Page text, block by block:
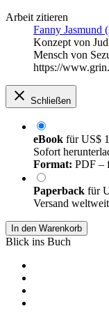
Arbeit zitieren
Fanny Jasmund
Konzept von
Mensch von
https://
Schließen
eBook fürUS$
Sofort
Format: PDF –
Paperback für
Versand weltweit
In den Warenkorb
Blick ins Buch